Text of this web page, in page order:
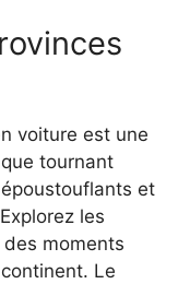
voiture est une
tournant
et
les
moments
Le